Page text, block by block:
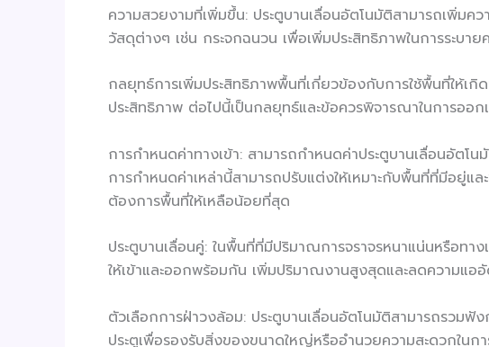
ความสวยงามที่เพิ่มขึ้น: ประตูบานเลื่อนอัตโนมัติสามารถเพิ่มค
วัสดุต่างๆ เช่น กระจกฉนวน เพื่อเพิ่มประสิทธิภาพในการระบา
กลยุทธ์การเพิ่มประสิทธิภาพพื้นที่เกี่ยวข้องกับการใช้พื้นที่ให้เกิ
ประสิทธิภาพ ต่อไปนี้เป็นกลยุทธ์และข้อควรพิจารณาในการออ
การกำหนดค่าทางเข้า: สามารถกำหนดค่าประตูบานเลื่อนอัตโ
การกำหนดค่าเหล่านี้สามารถปรับแต่งให้เหมาะกับพื้นที่ที่มีอยู่แ
ต้องการพื้นที่ให้เหลือน้อยที่สุด
ประตูบานเลื่อนคู่: ในพื้นที่ที่มีปริมาณการจราจรหนาแน่นหรือทา
ให้เข้าและออกพร้อมกัน เพิ่มปริมาณงานสูงสุดและลดความแอ
ตัวเลือกการฝ่าวงล้อม: ประตูบานเลื่อนอัตโนมัติสามารถรวม
ประตูเพื่อรองรับสิ่งของขนาดใหญ่หรืออำนวยความสะดวกใน